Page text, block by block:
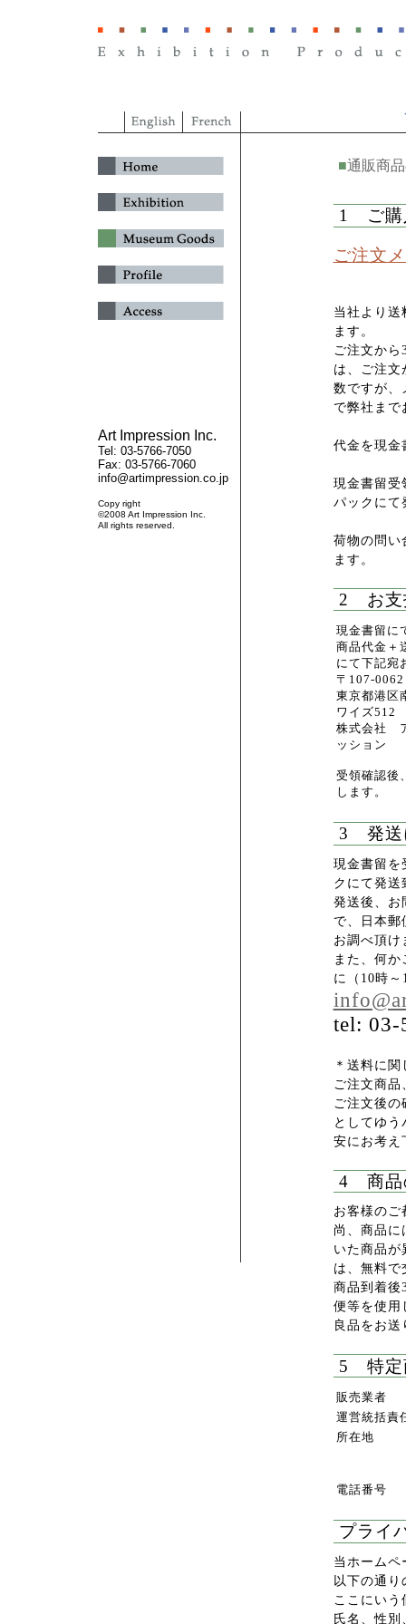
Art Impression Inc.
Tel: 03-5766-7050
Fax: 03-5766-7060
info@artimpression.co.jp
Copy right
©2008 Art Impression Inc.
All rights reserved.
■通販商
1 ご購
ご注文
当社より送
ます。
ご注文か
は、ご注文
数ですが、
で弊社まで
代金を現金
現金書留受
パックにて
荷物の問い
ます。
2 お支
現金書留に
商品代金＋
にて下記宛
〒107-
東京都港区
ワイズ512
株式会社
ッション
受領確認後
します。
3 発送
現金書留を
クにて発送
発送後、お
で、日本郵
お調べ頂け
また、何
に（10時
tel: 03-
＊送料に関
ご注文商
ご注文後
としてゆ
安にお考え
4 商品
お客様のご
尚、商品に
いた商品が
は、無料で
商品到着後
便等を使用
良品をお送
5 特定
販売業者
運営統括責
所在地
電話番号
プライ
当ホームペ
以下の通り
ここにい
氏名、性別